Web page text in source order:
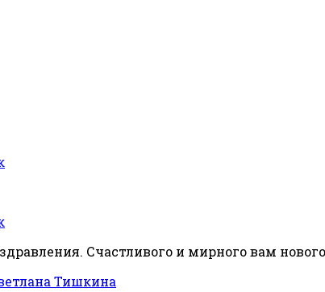
Счастливого и мирного вам нового
Тишкина